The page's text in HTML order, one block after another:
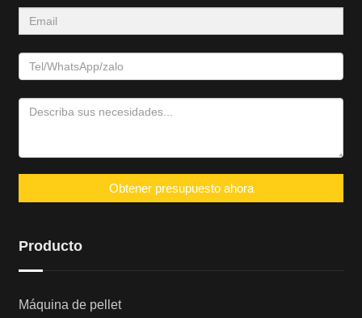
Obtener presupuesto ahora
Producto
Máquina de pellet